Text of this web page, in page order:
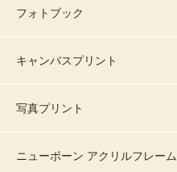
フォトブック
キャンバスプリント
写真プリント
ニューボーン アクリルフレーム